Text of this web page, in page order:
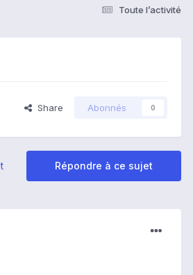
Toute l’activité
Share Abonnés 0
Répondre à ce sujet